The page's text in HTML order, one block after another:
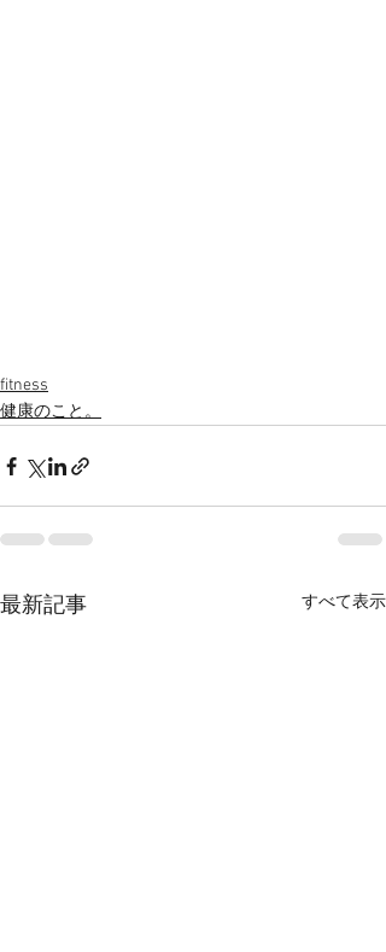
fitness
健康のこと。
最新記事 すべて表示